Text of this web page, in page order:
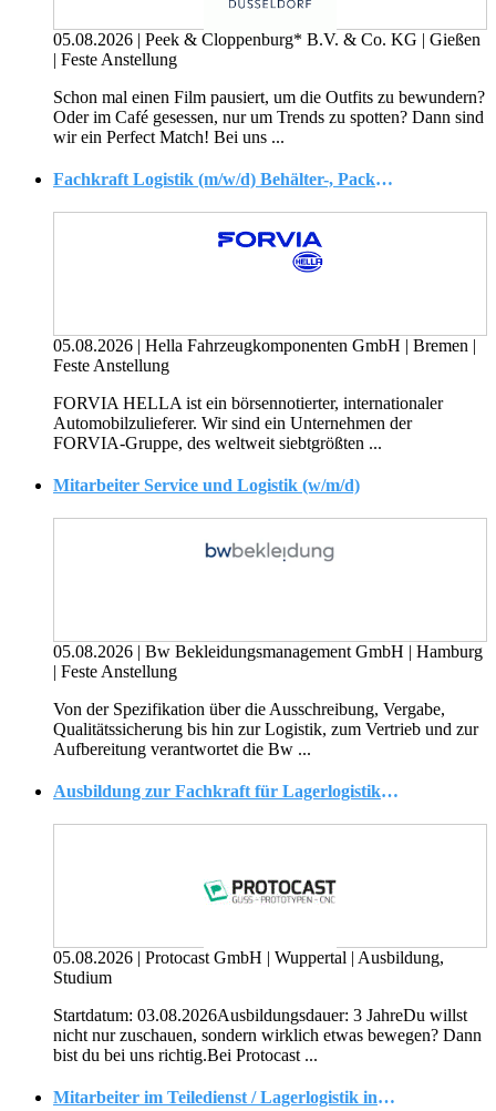
05.08.2026 | Peek & Cloppenburg* B.V. & Co. KG | Gießen
| Feste Anstellung
Schon mal einen Film pausiert, um die Outfits zu bewundern?
Oder im Café gesessen, nur um Trends zu spotten? Dann sind
wir ein Perfect Match! Bei uns ...
Fachkraft Logistik (m/w/d) Behälter-, Packmittel- und Bestandsmanagement
05.08.2026 | Hella Fahrzeugkomponenten GmbH | Bremen |
Feste Anstellung
FORVIA HELLA ist ein börsennotierter, internationaler
Automobilzulieferer. Wir sind ein Unternehmen der
FORVIA-Gruppe, des weltweit siebtgrößten ...
Mitarbeiter Service und Logistik (w/m/d)
05.08.2026 | Bw Bekleidungsmanagement GmbH | Hamburg
| Feste Anstellung
Von der Spezifikation über die Ausschreibung, Vergabe,
Qualitätssicherung bis hin zur Logistik, zum Vertrieb und zur
Aufbereitung verantwortet die Bw ...
Ausbildung zur Fachkraft für Lagerlogistik m/w/d
05.08.2026 | Protocast GmbH | Wuppertal | Ausbildung,
Studium
Startdatum: 03.08.2026Ausbildungsdauer: 3 JahreDu willst
nicht nur zuschauen, sondern wirklich etwas bewegen? Dann
bist du bei uns richtig.Bei Protocast ...
Mitarbeiter im Teiledienst / Lagerlogistik in Tempelhof (m/w/x)